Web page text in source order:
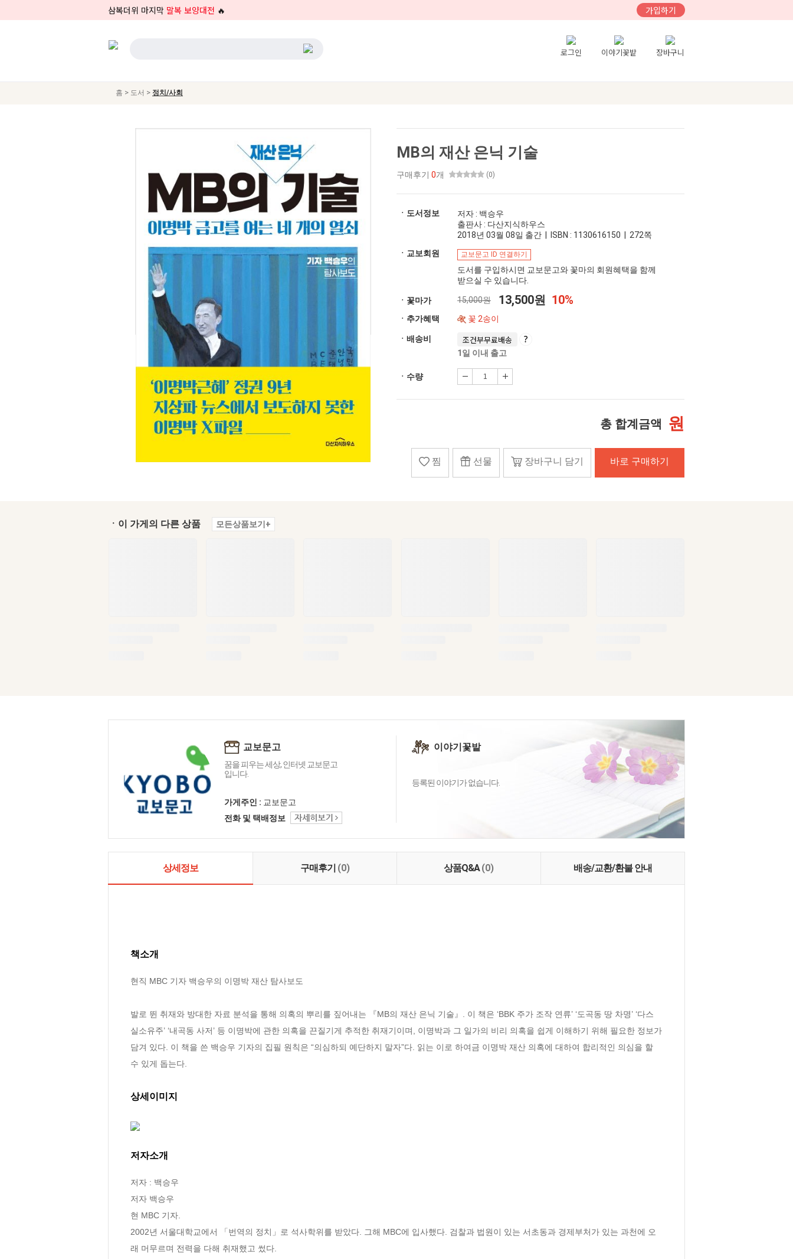
삼복더위 마지막 말복 보양대전 🔥 가입하기
로그인 이야기꽃밭 장바구니
홈 > 도서 > 정치/사회
MB의 재산 은닉 기술
구매후기 0개 (0)
ㆍ도서정보
저자 : 백승우
출판사 : 다산지식하우스
2018년 03월 08일 출간 | ISBN : 1130616150 | 272쪽
ㆍ교보회원
교보문고 ID 연결하기
도서를 구입하시면 교보문고와 꽃마의 회원혜택을 함께
받으실 수 있습니다.
ㆍ꽃마가 15,000원 13,500원 10%
ㆍ추가혜택 꽃 2송이
ㆍ배송비 조건부무료배송
1일 이내 출고
ㆍ수량
총 합계금액 원
찜 선물 장바구니 담기 바로 구매하기
ㆍ이 가게의 다른 상품 모든상품보기+
교보문고
꿈을 피우는 세상, 인터넷 교보문고
입니다.
가게주인 : 교보문고
전화 및 택배정보
이야기꽃밭
등록된 이야기가 없습니다.
상세정보 구매후기 (0) 상품Q&A(0) 배송/교환/환불 안내
책소개
현직 MBC 기자 백승우의 이명박 재산 탐사보도
발로 뛴 취재와 방대한 자료 분석을 통해 의혹의 뿌리를 짚어내는 『MB의 재산 은닉 기술』. 이 책은 ‘BBK 주가 조작 연류’ ‘도곡동 땅 차명’ ‘다스
실소유주’ ‘내곡동 사저’ 등 이명박에 관한 의혹을 끈질기게 추적한 취재기이며, 이명박과 그 일가의 비리 의혹을 쉽게 이해하기 위해 필요한 정보가
담겨 있다. 이 책을 쓴 백승우 기자의 집필 원칙은 “의심하되 예단하지 말자”다. 읽는 이로 하여금 이명박 재산 의혹에 대하여 합리적인 의심을 할
수 있게 돕는다.
상세이미지
저자소개
저자 : 백승우
저자 백승우
현 MBC 기자.
2002년 서울대학교에서 「번역의 정치」로 석사학위를 받았다. 그해 MBC에 입사했다. 검찰과 법원이 있는 서초동과 경제부처가 있는 과천에 오
래 머무르며 전력을 다해 취재했고 썼다.